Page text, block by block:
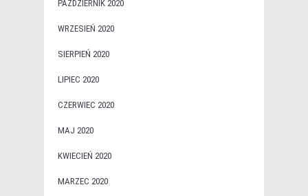
PAŹDZIERNIK 2020
WRZESIEŃ 2020
SIERPIEŃ 2020
LIPIEC 2020
CZERWIEC 2020
MAJ 2020
KWIECIEŃ 2020
MARZEC 2020